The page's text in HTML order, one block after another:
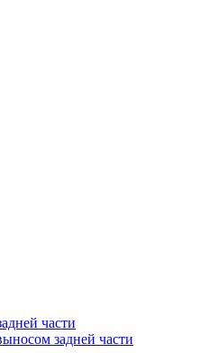
части
задней части